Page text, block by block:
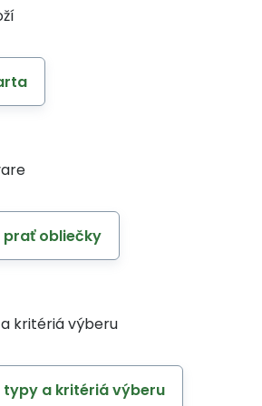
prať obliečky
kritériá výberu
typy a kritériá výberu